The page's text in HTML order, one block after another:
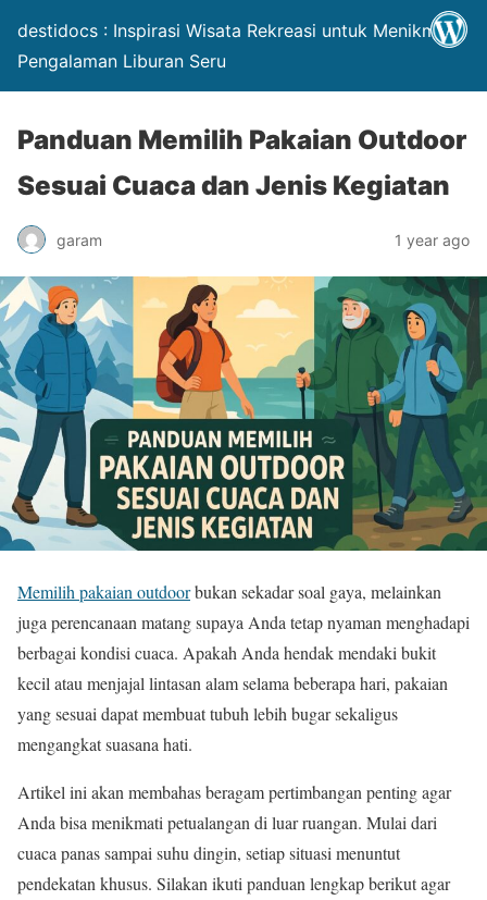
destidocs : Inspirasi Wisata Rekreasi untuk Menikmati
Pengalaman Liburan Seru
Panduan Memilih Pakaian Outdoor
Sesuai Cuaca dan Jenis Kegiatan
garam 1 year ago
Memilih pakaian outdoorbukan sekadar soal gaya, melainkan
juga perencanaan matang supaya Anda tetap nyaman menghadapi
berbagai kondisi cuaca. Apakah Anda hendak mendaki bukit
kecil atau menjajal lintasan alam selama beberapa hari, pakaian
yang sesuai dapat membuat tubuh lebih bugar sekaligus
mengangkat suasana hati.
Artikel ini akan membahas beragam pertimbangan penting agar
Anda bisa menikmati petualangan di luar ruangan. Mulai dari
cuaca panas sampai suhu dingin, setiap situasi menuntut
pendekatan khusus. Silakan ikuti panduan lengkap berikut agar